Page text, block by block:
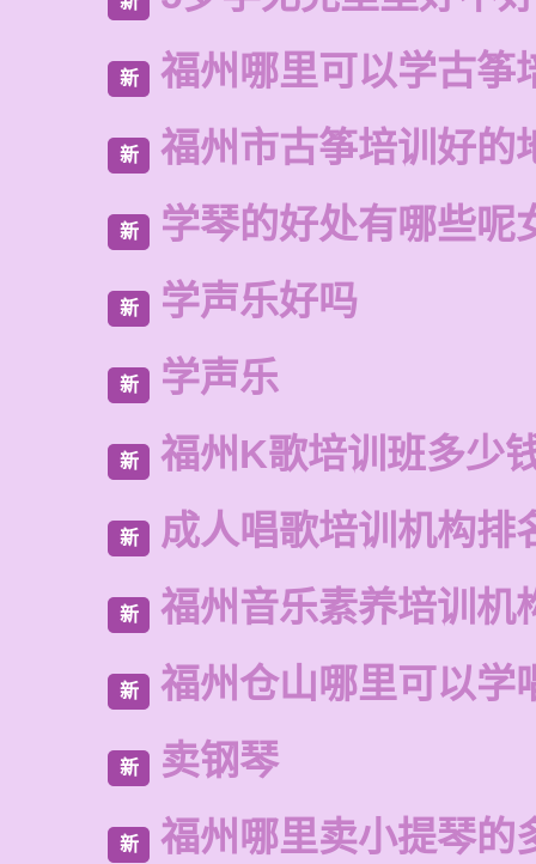
新 福州哪里可以学古筝
新 福州市古筝培训好的
新 学琴的好处有哪些呢
新 学声乐好吗
新 学声乐
新 福州K歌培训班多少
新 成人唱歌培训机构排
新 福州音乐素养培训机
新 福州仓山哪里可以学
新 卖钢琴
新 福州哪里卖小提琴的